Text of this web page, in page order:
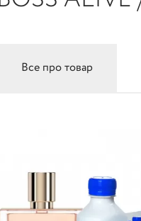
Все про товар